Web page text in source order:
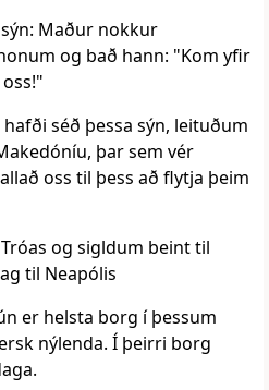
Maður nokkur
og bað hann: "Kom yfir
séð þessa sýn, leituðum
þar sem vér
oss til þess að flytja þeim
og sigldum beint til
til Neapólis
er helsta borg í þessum
nýlenda. Í þeirri borg